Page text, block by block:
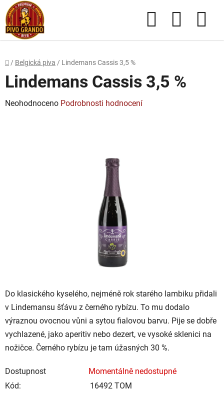
Přejít
na
obsah
Hledat
NÁKUPNÍ
Domů
/ Belgická piva / Lindemans Cassis 3,5 %
Do klasického kyselého, nejméně rok starého lambiku přidali
v Lindemansu šťávu z černého rybízu. To mu dodalo
výraznou ovocnou vůni a sytou fialovou barvu. Pije se dobře
vychlazené, jako aperitiv nebo dezert, ve vysoké sklenici na
nožičce. Černého rybízu je tam úžasných 30 %.
Dostupnost
Momentálně nedostupné
Kód:
16492 TOM
Lindemans Cassis 3,5 %
Průměrné
Neohodnoceno Podrobnosti hodnocení